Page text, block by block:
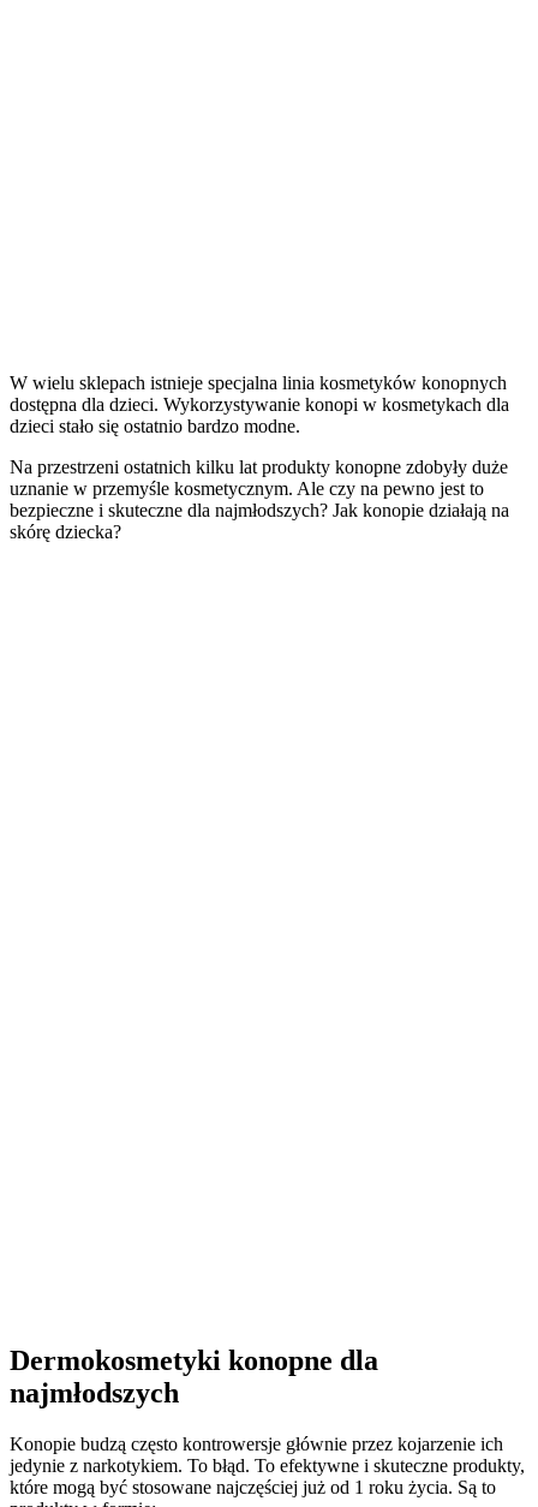
W wielu sklepach istnieje specjalna linia kosmetyków konopnych
dostępna dla dzieci. Wykorzystywanie konopi w kosmetykach dla
dzieci stało się ostatnio bardzo modne.
Na przestrzeni ostatnich kilku lat produkty konopne zdobyły duże
uznanie w przemyśle kosmetycznym. Ale czy na pewno jest to
bezpieczne i skuteczne dla najmłodszych? Jak konopie działają na
skórę dziecka?
Dermokosmetyki konopne dla
najmłodszych
Konopie budzą często kontrowersje głównie przez kojarzenie ich
jedynie z narkotykiem. To błąd. To efektywne i skuteczne produkty,
które mogą być stosowane najczęściej już od 1 roku życia. Są to